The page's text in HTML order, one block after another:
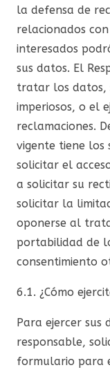
la defensa de
relacionados
interesados
sus datos. El
tratar los datos,
imperiosos, o el
reclamaciones.
vigente tiene los
solicitar el
a solicitar su
solicitar la
oponerse al
portabilidad de
consentimiento
6.1. ¿Cómo
Para ejercer sus
responsable,
formulario para